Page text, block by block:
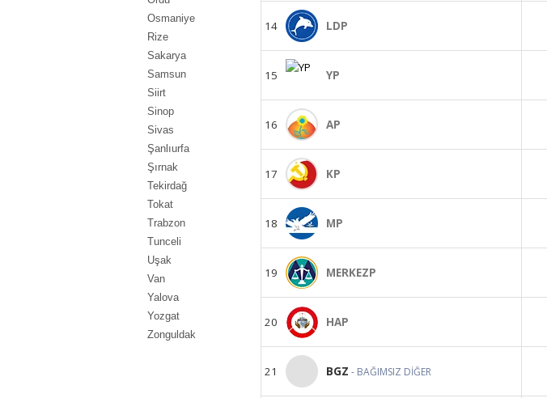
Osmaniye
Rize
Sakarya
Samsun
Siirt
Sinop
Sivas
Şanlıurfa
Şırnak
Tekirdağ
Tokat
Trabzon
Tunceli
Uşak
Van
Yalova
Yozgat
Zonguldak
14 LDP
15 YP
16 AP
17 KP
18 MP
19 MERKEZP
20 HAP
21 BGZ - BAĞIMSIZ DİĞER